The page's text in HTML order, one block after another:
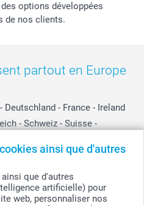
ainsi que d'autres
que d'autres
artificielle) pour
web, personnaliser nos
options développées
de nos clients.
partout en Europe
- Deutschland - France - Ireland
- Schweiz - Suisse -
TVA incluse et hors frais de port.